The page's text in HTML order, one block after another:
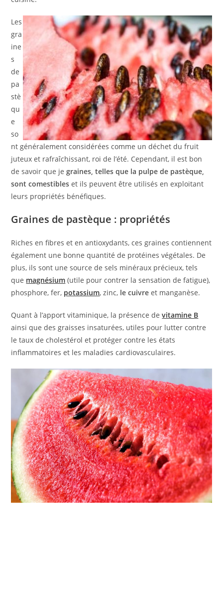
Les
gra
ine
s
de
pa
stè
qu
e
so
nt généralement considérées comme un déchet du fruit
juteux et rafraîchissant, roi de l’été. Cependant, il est bon
de savoir que jegraines, telles que la pulpe de pastèque,
sont comestibles et ils peuvent être utilisés en exploitant
leurs propriétés bénéfiques.
Graines de pastèque : propriétés
Riches en fibres et en antioxydants, ces graines contiennent
également une bonne quantité de protéines végétales. De
plus, ils sont une source de sels minéraux précieux, tels
que magnésium (utile pour contrer la sensation de fatigue),
phosphore, fer, potassium, zinc, le cuivre et manganèse.
Quant à l’apport vitaminique, la présence devitamine B
ainsi que des graisses insaturées, utiles pour lutter contre
le taux de cholestérol et protéger contre les états
inflammatoires et les maladies cardiovasculaires.